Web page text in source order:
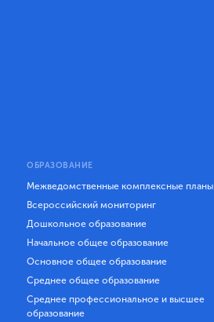
ОБРАЗОВАНИЕ
Межведомственные комплексные планы
Всероссийский мониторинг
Дошкольное образование
Начальное общее образование
Основное общее образование
Среднее общее образование
Среднее профессиональное и высшее
образование